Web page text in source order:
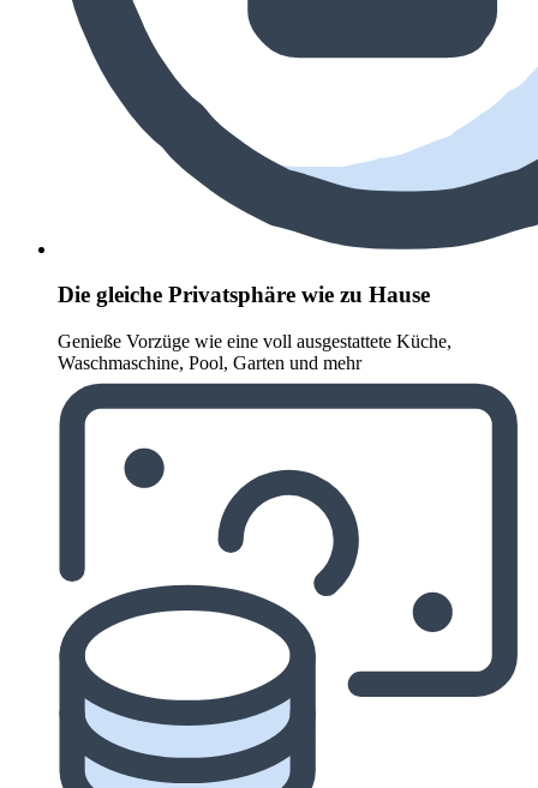
Die gleiche Privatsphäre wie zu Hause
Genieße Vorzüge wie eine voll ausgestattete Küche,
Waschmaschine, Pool, Garten und mehr